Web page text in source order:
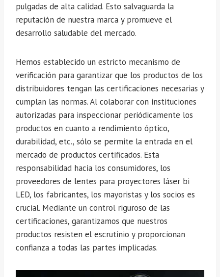
pulgadas de alta calidad. Esto salvaguarda la
reputación de nuestra marca y promueve el
desarrollo saludable del mercado.
Hemos establecido un estricto mecanismo de
verificación para garantizar que los productos de los
distribuidores tengan las certificaciones necesarias y
cumplan las normas. Al colaborar con instituciones
autorizadas para inspeccionar periódicamente los
productos en cuanto a rendimiento óptico,
durabilidad, etc., sólo se permite la entrada en el
mercado de productos certificados. Esta
responsabilidad hacia los consumidores, los
proveedores de lentes para proyectores láser bi
LED, los fabricantes, los mayoristas y los socios es
crucial. Mediante un control riguroso de las
certificaciones, garantizamos que nuestros
productos resisten el escrutinio y proporcionan
confianza a todas las partes implicadas.